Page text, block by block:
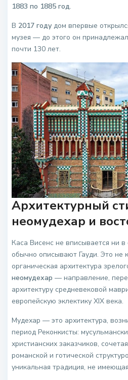
1883 по 1885 год.
В 2017 году дом впервые
музея — до этого он
почти 130 лет.
Архитектурный
неомудехар и
Каса Висенс не вписывается ни
обычно описывают Гауди. Это не
органическая архитектура
неомудехар — направление,
архитектуру средневековой
европейскую эклектику XIX века.
Мудехар — это архитектура,
период Реконкисты:
христианских заказчиков,
романской и готической
уникальная традиция, не